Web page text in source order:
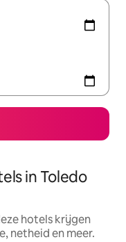
in Toledo
hotels krijgen
netheid en meer.